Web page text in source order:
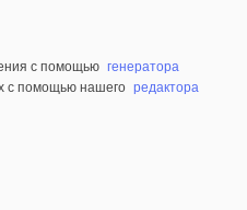
с помощью генератора
с помощью нашего редактора